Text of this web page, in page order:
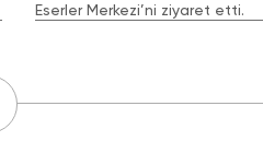
Eserler Merkezi’ni ziyaret etti.